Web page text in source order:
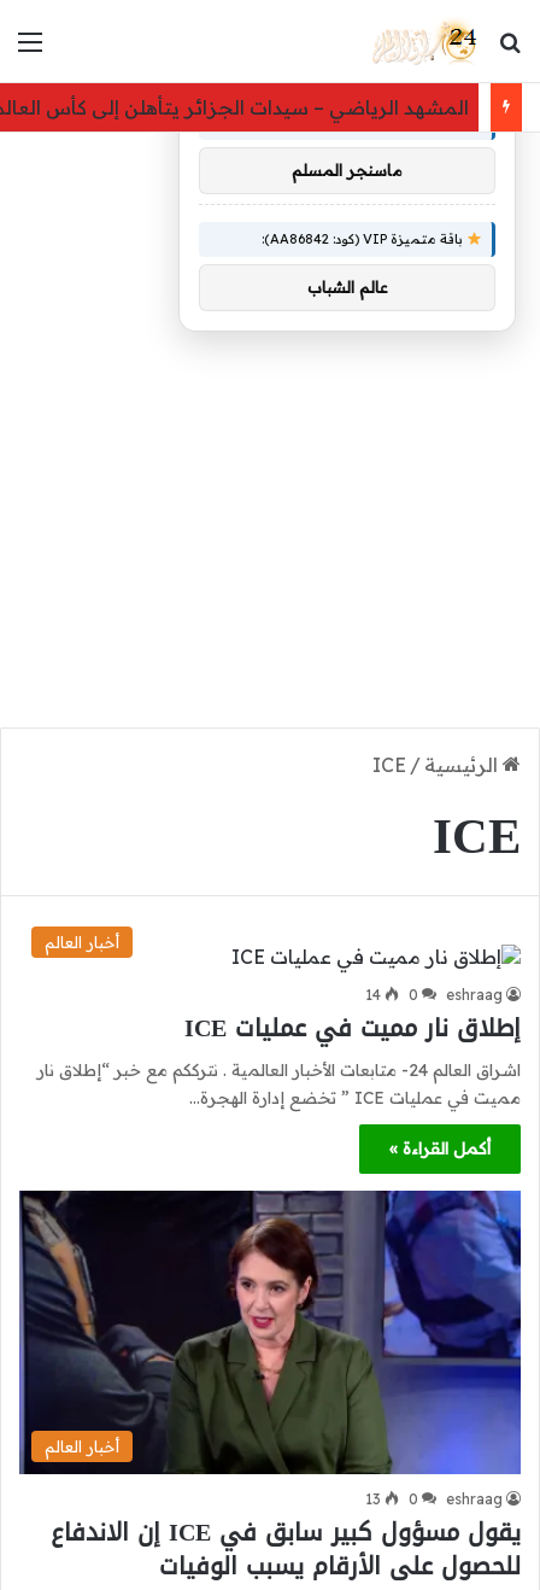
بحث عن
المشهد الرياضي – سيدات الجزائر يتأهلن إلى كأس
الرئيسية /
ICE
ICE
أخبار العالم
eshraag
0
14
إطلاق نار مميت في عمليات ICE
اشراق العالم 24- متابعات الأخبار العالمية . نترككم مع خبر “إطلاق نار
مميت في عمليات ICE ” تخضع إدارة الهجرة…
أكمل القراءة »
أخبار العالم
eshraag
0
13
يقول مسؤول كبير سابق في ICE إن الاندفاع
للحصول على الأرقام يسبب الوفيات
توصيات :
باقة متميزة VIP (كود: AA26790):
ماسنجر المسلم
باقة متميزة VIP (كود: AA86842):
عالم الشباب